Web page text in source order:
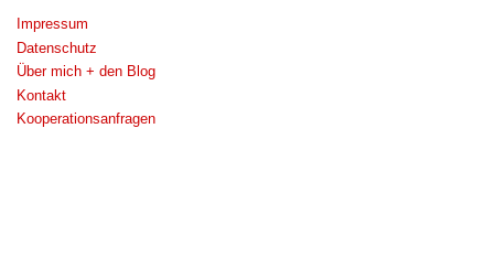
Impressum
Datenschutz
Über mich + den Blog
Kontakt
Kooperationsanfragen